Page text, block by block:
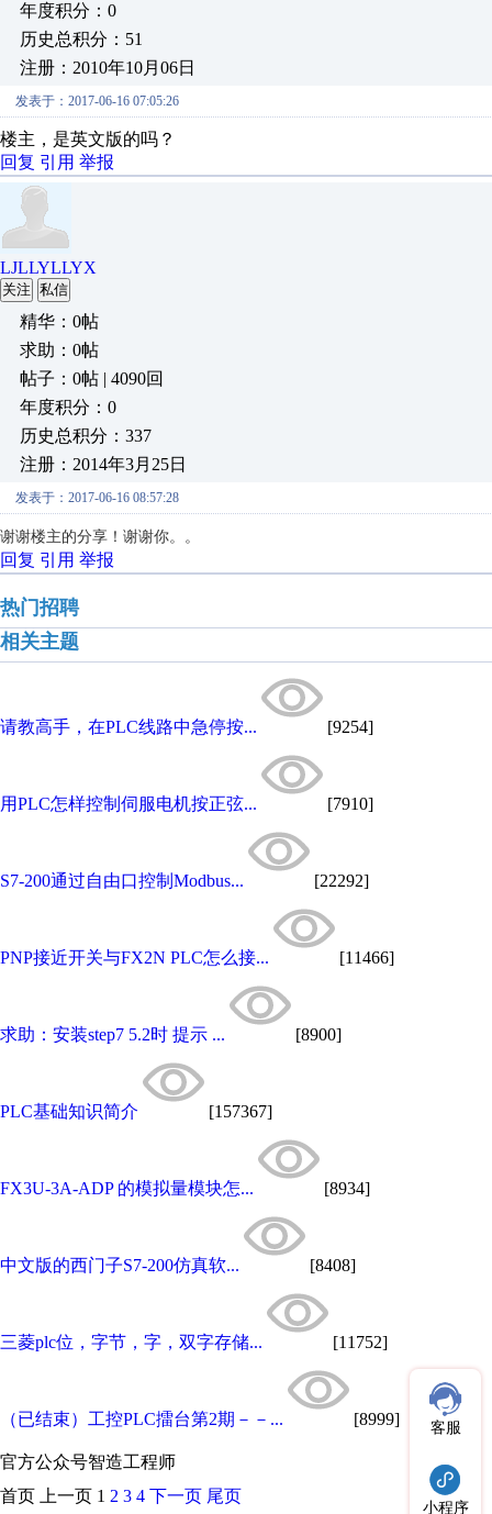
年度积分：0
历史总积分：51
注册：2010年10月06日
发表于：2017-06-16 07:05:26
楼主，是英文版的吗？
回复 引用 举报
LJLLYLLYX
关注 私信
精华：0帖
求助：0帖
帖子：0帖 | 4090回
年度积分：0
历史总积分：337
注册：2014年3月25日
发表于：2017-06-16 08:57:28
谢谢楼主的分享！谢谢你。。
回复 引用 举报
热门招聘
相关主题
请教高手，在PLC线路中急停按... [9254]
用PLC怎样控制伺服电机按正弦... [7910]
S7-200通过自由口控制Modbus... [22292]
PNP接近开关与FX2N PLC怎么接... [11466]
求助：安装step7 5.2时 提示 ... [8900]
PLC基础知识简介 [157367]
FX3U-3A-ADP 的模拟量模块怎... [8934]
中文版的西门子S7-200仿真软... [8408]
三菱plc位，字节，字，双字存储... [11752]
（已结束）工控PLC擂台第2期－－... [8999]
官方公众号智造工程师
客服
小程序
首页 上一页 1 2 3 4 下一页 尾页